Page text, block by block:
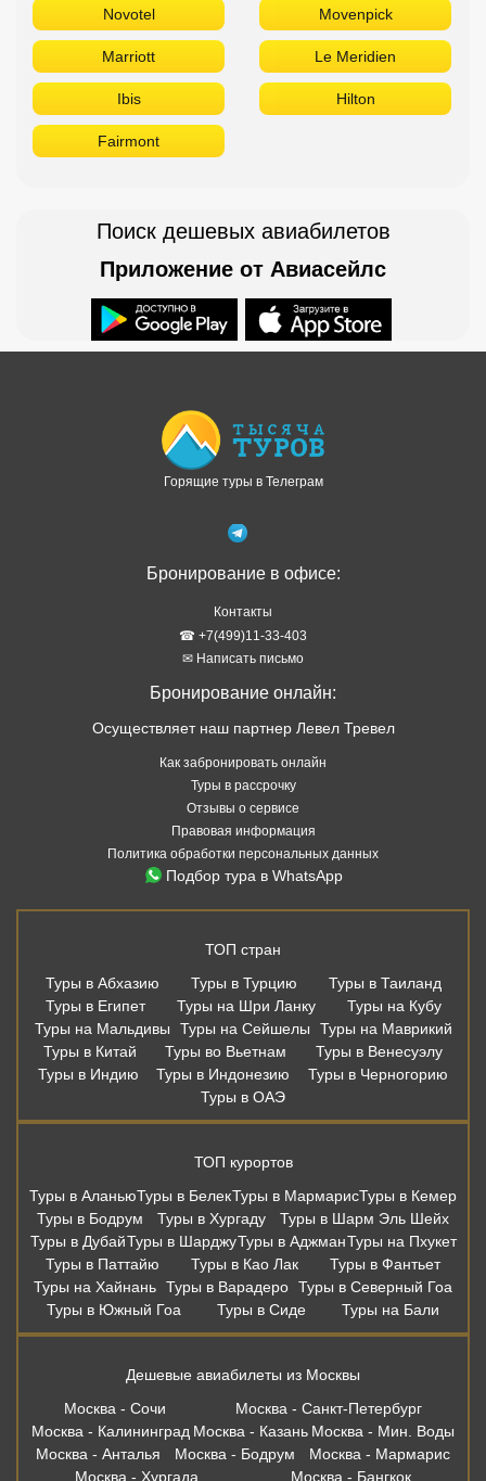
Novotel Movenpick
Marriott Le Meridien
Ibis Hilton
Fairmont
Поиск дешевых авиабилетов
Приложение от Авиасейлс
Горящие туры в Телеграм
Бронирование в офисе:
Контакты
☎ +7(499)11-33-403
✉ Написать письмо
Бронирование онлайн:
Осуществляет наш партнер Левел Тревел
Как забронировать онлайн
Туры в рассрочку
Отзывы о сервисе
Правовая информация
Политика обработки персональных данных
Подбор тура в WhatsApp
ТОП стран
Туры в Абхазию
Туры в Турцию
Туры в Таиланд
Туры в Египет
Туры на Шри Ланку
Туры на Кубу
Туры на Мальдивы
Туры на Сейшелы
Туры на Маврикий
Туры в Китай
Туры во Вьетнам
Туры в Венесуэлу
Туры в Индию
Туры в Индонезию
Туры в Черногорию
Туры в ОАЭ
ТОП курортов
Туры в АланьюТуры в БелекТуры в МармарисТуры в Кемер
Туры в Бодрум
Туры в Хургаду
Туры в Шарм Эль Шейх
Туры в ДубайТуры в ШарджуТуры в АджманТуры на Пхукет
Туры в Паттайю
Туры в Као Лак
Туры в Фантьет
Туры на Хайнань Туры в Варадеро Туры в Северный Гоа
Туры в Южный Гоа
Туры в Сиде Туры на Бали
Дешевые авиабилеты из Москвы
Москва - Сочи
Москва - Санкт-Петербург
Москва - Калининград Москва - Казань Москва - Мин. Воды
Москва - Анталья
Москва - Бодрум
Москва - Мармарис
Москва - Хургада
Москва - Бангкок